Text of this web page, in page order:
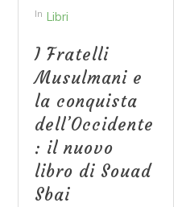
In Libri
I Fratelli
Musulmani e
la conquista
dell’Occidente
: il nuovo
libro di Souad
Sbai